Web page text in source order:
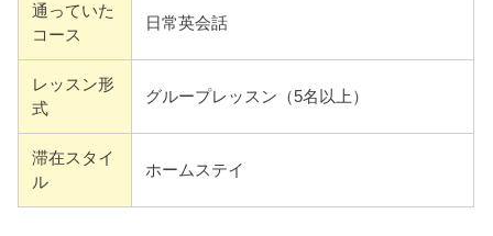
通っていた
コース
日常英会話
レッスン形
式
グループレッスン（5名以上）
滞在スタイ
ル
ホームステイ